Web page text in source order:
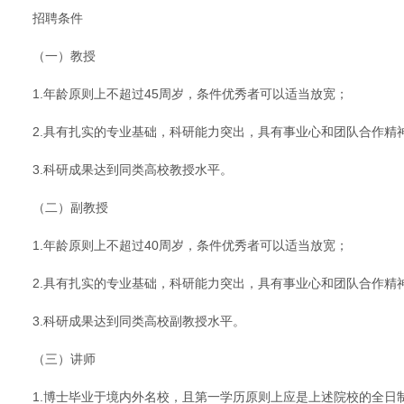
招聘条件
（一）教授
1.年龄原则上不超过45周岁，条件优秀者可以适当放宽；
2.具有扎实的专业基础，科研能力突出，具有事业心和团队合作精
3.科研成果达到同类高校教授水平。
（二）副教授
1.年龄原则上不超过40周岁，条件优秀者可以适当放宽；
2.具有扎实的专业基础，科研能力突出，具有事业心和团队合作精
3.科研成果达到同类高校副教授水平。
（三）讲师
1.博士毕业于境内外名校，且第一学历原则上应是上述院校的全日